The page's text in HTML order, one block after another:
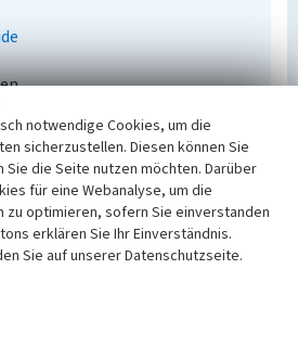
Fachdatenbank
notwendige Cookies, um die
sicherzustellen. Diesen können Sie
die Seite nutzen möchten. Darüber
für eine Webanalyse, um die
zu optimieren, sofern Sie einverstanden
erklären Sie Ihr Einverständnis.
Sie auf unserer Datenschutzseite.